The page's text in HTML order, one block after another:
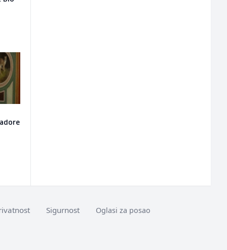
Sigurnost Oglasi za posao